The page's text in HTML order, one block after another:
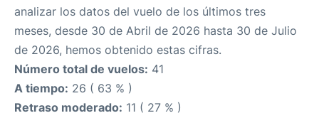
analizar los datos del vuelo de los últimos tres
meses, desde 30 de Abril de 2026 hasta 30 de Julio
de 2026, hemos obtenido estas cifras.
Número total de vuelos: 41
A tiempo: 26 ( 63 % )
Retraso moderado: 11 ( 27 % )